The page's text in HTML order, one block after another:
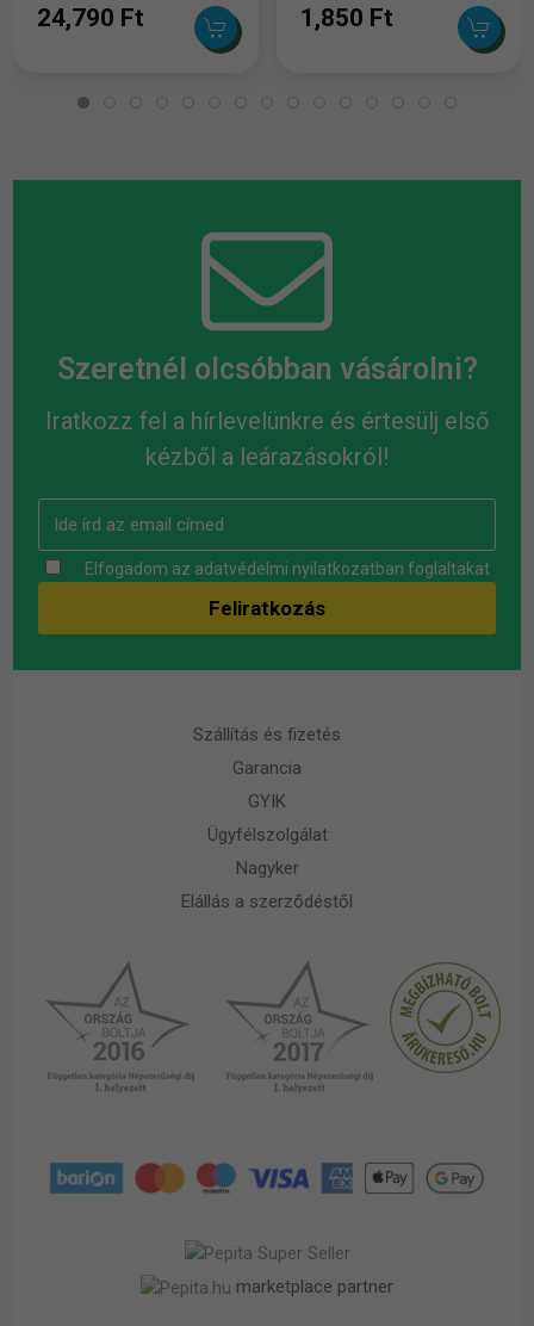
24,790 Ft 1,850 Ft
Szeretnél olcsóbban vásárolni?
Iratkozz fel a hírlevelünkre és értesülj első
kézből a leárazásokról!
Elfogadom az adatvédelmi nyilatkozatban foglaltakat
Szállítás és fizetés
Garancia
GYIK
Ügyfélszolgálat
Nagyker
Elállás a szerződéstől
marketplace partner